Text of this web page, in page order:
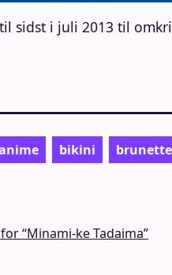
sidst i juli 2013 til
bikini brunette
“Minami-ke Tadaima”